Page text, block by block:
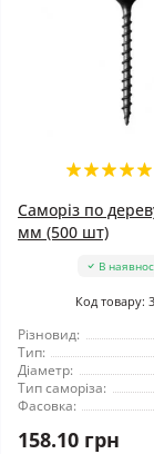
Саморіз по
мм (500 шт)
В
Код товару:
Різновид:
Тип:
Діаметр:
Тип саморіза:
Фасовка:
158.10 грн